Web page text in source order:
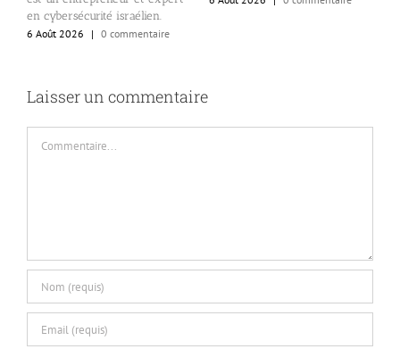
en cybersécurité israélien.
6 Août 2026
| 0 commentaire
Laisser un commentaire